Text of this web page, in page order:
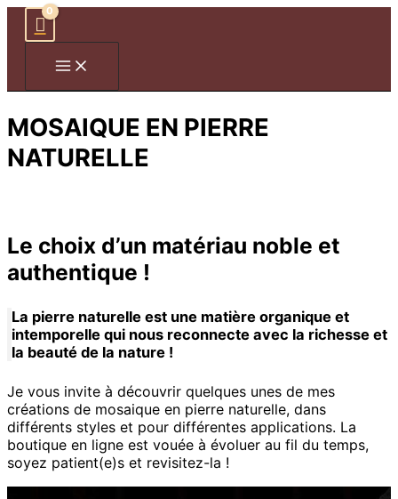
Aller
MOSAIQUE EN PIERRE
NATURELLE
Le choix d’un matériau noble et
authentique !
La pierre naturelle est une matière organique et
intemporelle qui nous reconnecte avec la richesse et
la beauté de la nature !
Je vous invite à découvrir quelques unes de mes
créations de mosaique en pierre naturelle, dans
différents styles et pour différentes applications. La
boutique en ligne est vouée à évoluer au fil du temps,
soyez patient(e)s et revisitez-la !